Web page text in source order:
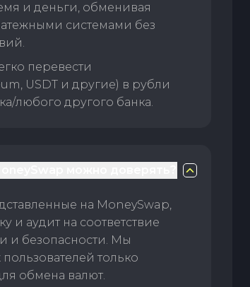
и деньги, обменивая
системами без
перевести
USDT и другие) в рубли
любого другого банка.
на MoneySwap,
и аудит на соответствие
и безопасности. Мы
только
обмена валют.